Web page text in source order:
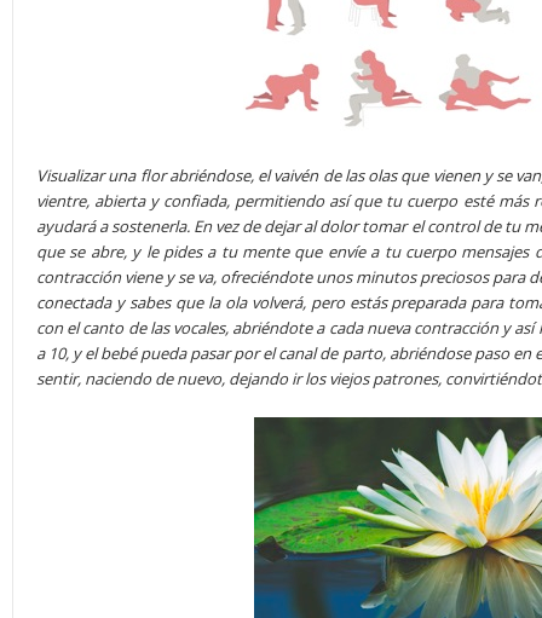
Visualizar una flor abriéndose, el vaivén de las olas que vienen y se
vientre, abierta y confiada, permitiendo así que tu cuerpo esté más
ayudará a sostenerla. En vez de dejar al dolor tomar el control de tu
que se abre, y le pides a tu mente que envíe a tu cuerpo mensajes
contracción viene y se va, ofreciéndote unos minutos preciosos para
conectada y sabes que la ola volverá, pero estás preparada para
con el canto de las vocales, abriéndote a cada nueva contracción y
a 10, y el bebé pueda pasar por el canal de parto, abriéndose paso
sentir, naciendo de nuevo, dejando ir los viejos patrones,